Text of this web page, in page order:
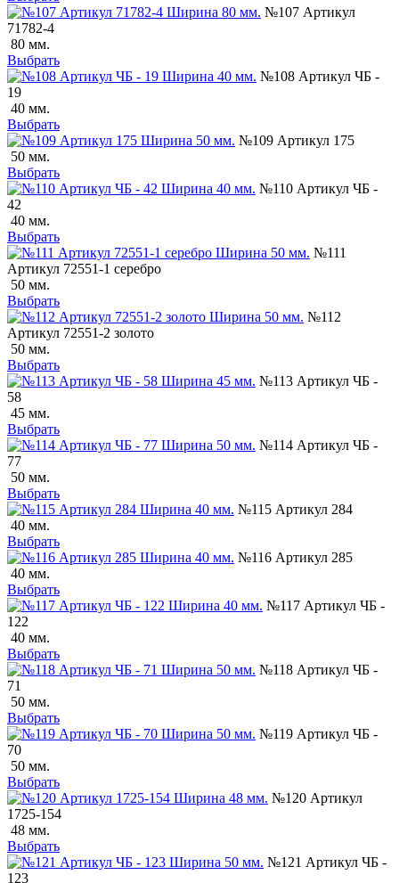
№107 Артикул
71782-4
80 мм.
Выбрать
№108 Артикул ЧБ -
19
40 мм.
Выбрать
№109 Артикул 175
50 мм.
Выбрать
№110 Артикул ЧБ -
42
40 мм.
Выбрать
№111
Артикул 72551-1 серебро
50 мм.
Выбрать
№112
Артикул 72551-2 золото
50 мм.
Выбрать
№113 Артикул ЧБ -
58
45 мм.
Выбрать
№114 Артикул ЧБ -
77
50 мм.
Выбрать
№115 Артикул 284
40 мм.
Выбрать
№116 Артикул 285
40 мм.
Выбрать
№117 Артикул ЧБ -
122
40 мм.
Выбрать
№118 Артикул ЧБ -
71
50 мм.
Выбрать
№119 Артикул ЧБ -
70
50 мм.
Выбрать
№120 Артикул
1725-154
48 мм.
Выбрать
№121 Артикул ЧБ -
123